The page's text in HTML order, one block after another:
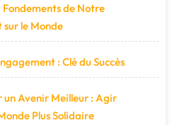
Fondements de Notre
le Monde
: Clé du Succès
un Avenir Meilleur : Agir
Plus Solidaire